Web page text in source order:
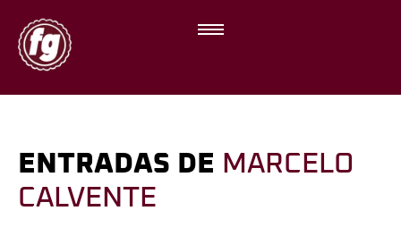
ENTRADAS DE MARCELO
CALVENTE